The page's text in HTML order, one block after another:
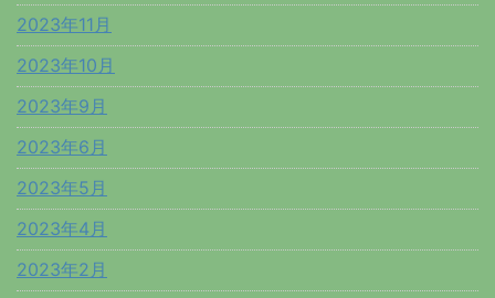
2023年11月
2023年10月
2023年9月
2023年6月
2023年5月
2023年4月
2023年2月